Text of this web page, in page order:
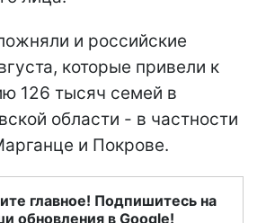
и российские
которые привели к
126 тысяч семей в
области - в частности
и Покрове.
главное! Подпишитесь на
обновления в Google!